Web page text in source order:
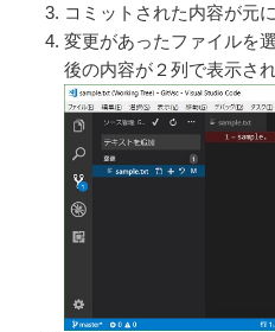
コミットされた内容が元
変更があったファイルを
後の内容が２列で表示され